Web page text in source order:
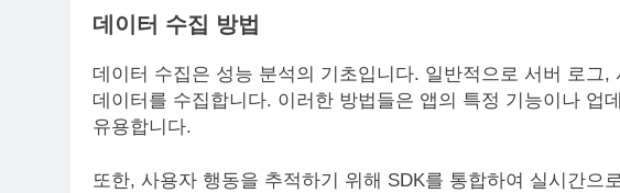
데이터 수집 방법
데이터 수집은 성능 분석의 기초입니다. 일반적으로 서버 로그
데이터를 수집합니다. 이러한 방법들은 앱의 특정 기능이나 업
유용합니다.
또한, 사용자 행동을 추적하기 위해 SDK를 통합하여 실시간으